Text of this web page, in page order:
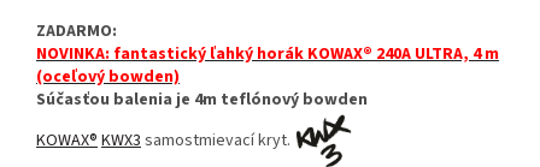
ZADARMO:
NOVINKA: fantastický ľahký horák KOWAX® 240A ULTRA, 4 m
(oceľový bowden)
Súčasťou balenia je 4m teflónový bowden
KOWAX® KWX3 samostmievací kryt.